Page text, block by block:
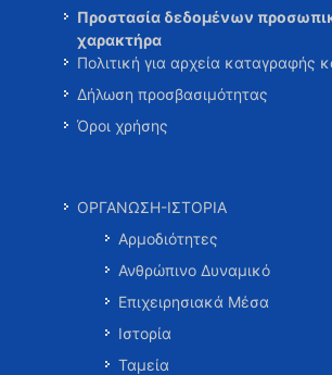
Προστασία δεδομένων
χαρακτήρα
Πολιτική για αρχεία καταγραφής
Δήλωση προσβασιμότητας
Όροι χρήσης
ΟΡΓΑΝΩΣΗ-ΙΣΤΟΡΙΑ
Αρμοδιότητες
Ανθρώπινο Δυναμικό
Επιχειρησιακά Μέσα
Ιστορία
Ταμεία